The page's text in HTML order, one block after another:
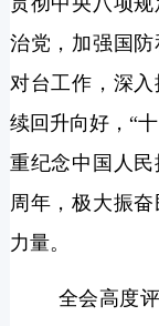
治党，加强国
对台工作，深
续回升向好，“
重纪念中国人
周年，极大振
力量。
全会高度评